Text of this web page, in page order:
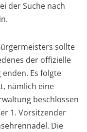
der Suche nach
sollte
der offizielle
Es folgte
nämlich eine
beschlossen
1. Vorsitzender
Die